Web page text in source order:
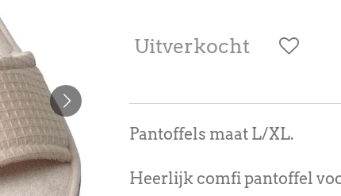
Uitverkocht
Pantoffels maat L/XL.
Heerlijk comfi pantoffel